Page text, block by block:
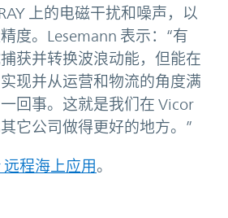
上的电磁干扰和噪声，以
度。Lesemann 表示：“有
获并转换波浪动能，但能在
现并从运营和物流的角度满
回事。这就是我们在 Vicor
它公司做得更好的地方。”
远程海上应用。